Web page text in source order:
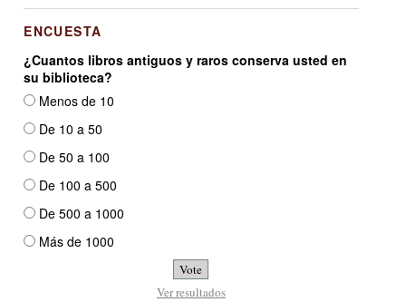
ENCUESTA
¿Cuantos libros antiguos y raros conserva usted en
su biblioteca?
Menos de 10
De 10 a 50
De 50 a 100
De 100 a 500
De 500 a 1000
Más de 1000
Ver resultados